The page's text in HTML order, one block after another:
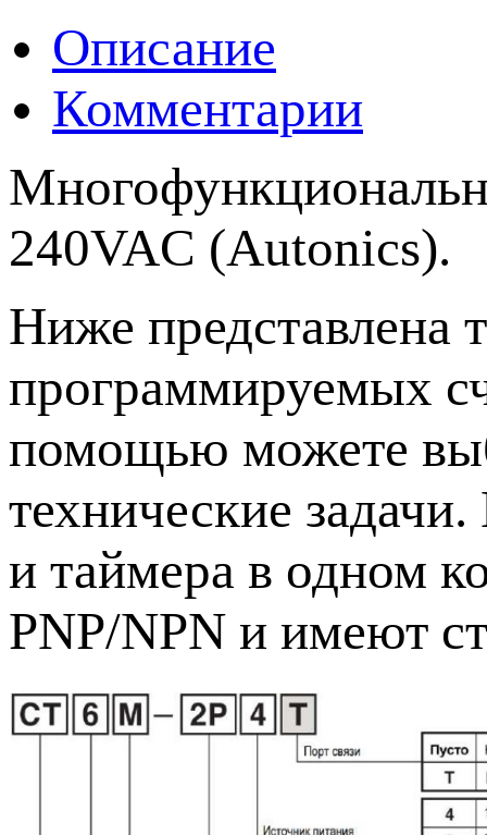
Описание
Комментарии
240VAC (Autonics).
Ниже представлена
программируемых
помощью можете
технические
и таймера в одном
PNP/NPN и имеют